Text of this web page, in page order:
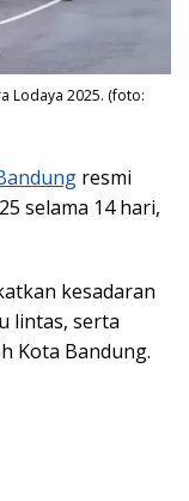
Lodaya 2025. (foto:
resmi
selama 14 hari,
kesadaran
lintas, serta
Kota Bandung.